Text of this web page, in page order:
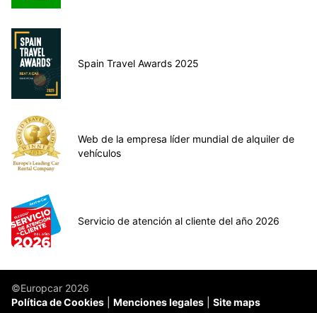
Spain Travel Awards 2025
Web de la empresa líder mundial de alquiler de
vehículos
Servicio de atención al cliente del año 2026
©Europcar 2026
Política de Cookies
Menciones legales Site maps